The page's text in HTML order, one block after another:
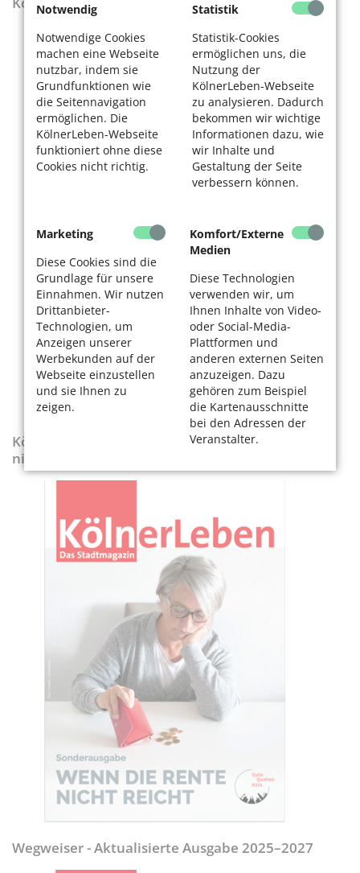
Notwendig
Notwendige Cookies
machen eine Webseite
nutzbar, indem sie
Grundfunktionen wie
die Seitennavigation
ermöglichen. Die
KölnerLeben-Webseite
funktioniert ohne diese
Cookies nicht richtig.
Statistik
Statistik-Cookies
ermöglichen uns, die
Nutzung der
KölnerLeben-Webseite
zu analysieren. Dadurch
bekommen wir wichtige
Informationen dazu, wie
wir Inhalte und
Gestaltung der Seite
verbessern können.
Marketing
Diese Cookies sind die
Grundlage für unsere
Einnahmen. Wir nutzen
Drittanbieter-
Technologien, um
Anzeigen unserer
Werbekunden auf der
Webseite einzustellen
und sie Ihnen zu
zeigen.
Komfort/Externe
Medien
Diese Technologien
verwenden wir, um
Ihnen Inhalte von Video-
oder Social-Media-
Plattformen und
anderen externen Seiten
anzuzeigen. Dazu
gehören zum Beispiel
die Kartenausschnitte
bei den Adressen der
Veranstalter.
KölnerLeben-Sonderausgabe „Wenn die Rente
nicht reicht“
Wegweiser - Aktualisierte Ausgabe 2025–2027